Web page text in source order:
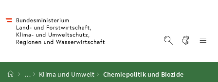
Startseite
… Klima und Umwelt Chemiepolitik und Biozide